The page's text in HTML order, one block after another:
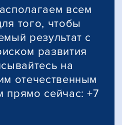
всем
того, чтобы
результат с
развития
на
отечественным
прямо сейчас: +7